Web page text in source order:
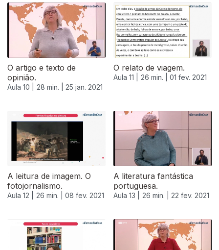
O artigo e texto de
opinião.
Aula 10 | 28 min. | 25 jan. 2021
O relato de viagem.
Aula 11 | 26 min. | 01 fev. 2021
521408
A leitura de imagem. O
fotojornalismo.
Aula 12 | 26 min. | 08 fev. 2021
A literatura fantástica
portuguesa.
Aula 13 | 26 min. | 22 fev. 2021